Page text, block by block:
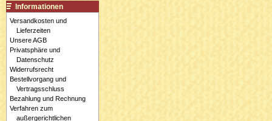
Informationen
Versandkosten und
Lieferzeiten
Unsere AGB
Privatsphäre und
Datenschutz
Widerrufsrecht
Bestellvorgang und
Vertragsschluss
Bezahlung und Rechnung
Verfahren zum
außergerichtlichen